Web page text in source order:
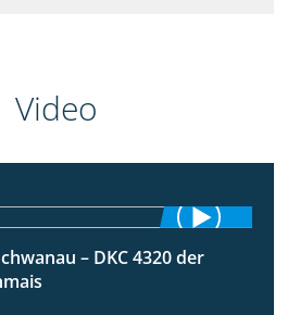
Video
1:25
– DKC 4320 der